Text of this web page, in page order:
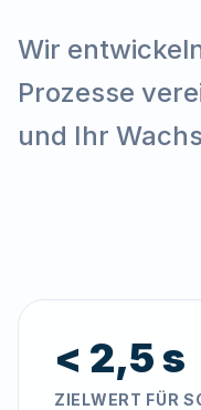
Wir
Prozesse
und Ihr
< 2,5 s
ZIELWERT FÜR